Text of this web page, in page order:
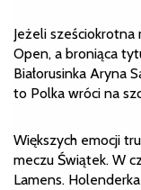
Jeżeli
Open, a broniąca
Białorusinka Aryna
to Polka wróci na
Większych emocji
meczu Świątek. W
Lamens.